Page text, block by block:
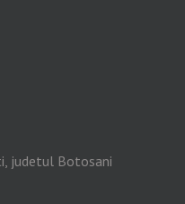
judetul Botosani